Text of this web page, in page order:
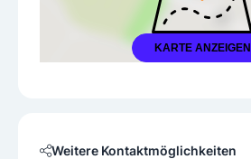
KARTE ANZEIGEN
Weitere Kontaktmöglichkeiten